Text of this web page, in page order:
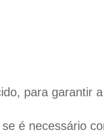
para garantir
é necessário